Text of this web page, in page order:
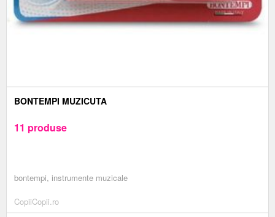
BONTEMPI MUZICUTA
11 produse
bontempi, instrumente muzicale
CopiiCopii.ro